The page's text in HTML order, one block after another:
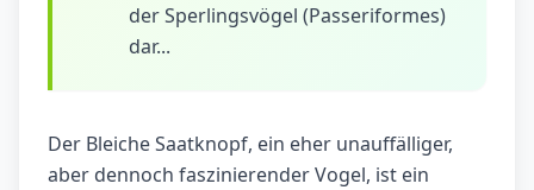
der Sperlingsvögel (Passeriformes)
dar...
Der Bleiche Saatknopf, ein eher unauffälliger,
aber dennoch faszinierender Vogel, ist ein